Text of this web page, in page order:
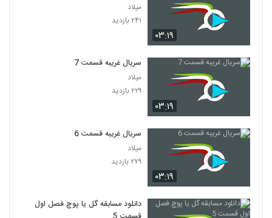
۰۳:۱۹
میلاد
۲۴۱ بازدید
۰۳:۱۹
سریال غریبه قسمت 7
میلاد
۲۲۹ بازدید
۰۳:۱۹
سریال غریبه قسمت 6
میلاد
۲۷۹ بازدید
دانلود مسابقه گل یا پوچ فصل اول